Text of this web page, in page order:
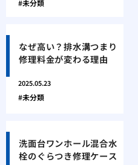
未分類
なぜ高い？排水溝つまり
修理料金が変わる理由
2025.05.23
未分類
洗面台ワンホール混合水
栓のぐらつき修理ケース